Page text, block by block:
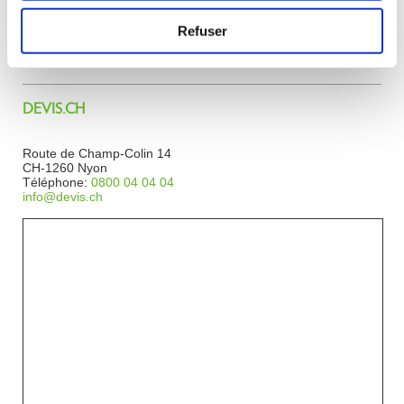
Refuser
DEVIS.CH
Route de Champ-Colin 14
CH-1260 Nyon
Téléphone: 0800 04 04 04
hc.sived@ofni